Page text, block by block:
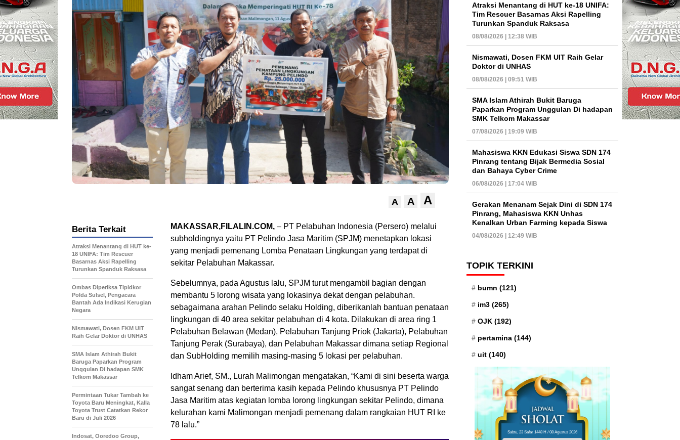
A A A
MAKASSAR,FILALIN.COM, – PT Pelabuhan Indonesia (Persero) melalui
subholdingnya yaitu PT Pelindo Jasa Maritim (SPJM) menetapkan lokasi
yang menjadi pemenang Lomba Penataan Lingkungan yang terdapat di
sekitar Pelabuhan Makassar.
Sebelumnya, pada Agustus lalu, SPJM turut mengambil bagian dengan
membantu 5 lorong wisata yang lokasinya dekat dengan pelabuhan.
sebagaimana arahan Pelindo selaku Holding, diberikanlah bantuan penataan
lingkungan di 40 area sekitar pelabuhan di 4 kota. Dilakukan di area ring 1
Pelabuhan Belawan (Medan), Pelabuhan Tanjung Priok (Jakarta), Pelabuhan
Tanjung Perak (Surabaya), dan Pelabuhan Makassar dimana setiap Regional
dan SubHolding memilih masing-masing 5 lokasi per pelabuhan.
Idham Arief, SM., Lurah Malimongan mengatakan, “Kami di sini beserta warga
sangat senang dan berterima kasih kepada Pelindo khususnya PT Pelindo
Jasa Maritim atas kegiatan lomba lorong lingkungan sekitar Pelindo, dimana
kelurahan kami Malimongan menjadi pemenang dalam rangkaian HUT RI ke
78 lalu.”
Berita Terkait
Atraksi Menantang di HUT ke-
18 UNIFA: Tim Rescuer
Basarnas Aksi Rapelling
Turunkan Spanduk Raksasa
Ombas Diperiksa Tipidkor
Polda Sulsel, Pengacara
Bantah Ada Indikasi Kerugian
Negara
Nismawati, Dosen FKM UIT
Raih Gelar Doktor di UNHAS
SMA Islam Athirah Bukit
Baruga Paparkan Program
Unggulan Di hadapan SMK
Telkom Makassar
Permintaan Tukar Tambah ke
Toyota Baru Meningkat, Kalla
Toyota Trust Catatkan Rekor
Baru di Juli 2026
Indosat, Ooredoo Group,
Atraksi Menantang di HUT ke-18 UNIFA:
Tim Rescuer Basarnas Aksi Rapelling
Turunkan Spanduk Raksasa
08/08/2026 | 12:38 WIB
Nismawati, Dosen FKM UIT Raih Gelar
Doktor di UNHAS
08/08/2026 | 09:51 WIB
SMA Islam Athirah Bukit Baruga
Paparkan Program Unggulan Di hadapan
SMK Telkom Makassar
07/08/2026 | 19:09 WIB
Mahasiswa KKN Edukasi Siswa SDN 174
Pinrang tentang Bijak Bermedia Sosial
dan Bahaya Cyber Crime
06/08/2026 | 17:04 WIB
Gerakan Menanam Sejak Dini di SDN 174
Pinrang, Mahasiswa KKN Unhas
Kenalkan Urban Farming kepada Siswa
04/08/2026 | 12:49 WIB
TOPIK TERKINI
bumn (121)
im3 (265)
OJK (192)
pertamina (144)
uit (140)
Sabtu, 23 Safar 1448 H / 08 Agustus 2026